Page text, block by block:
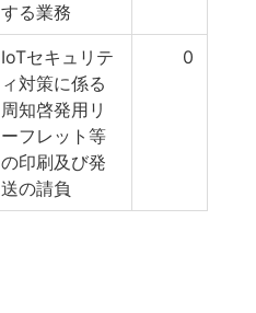
する業務
IoTセキュリテ
ィ対策に係る
周知啓発用リ
ーフレット等
の印刷及び発
送の請負
0